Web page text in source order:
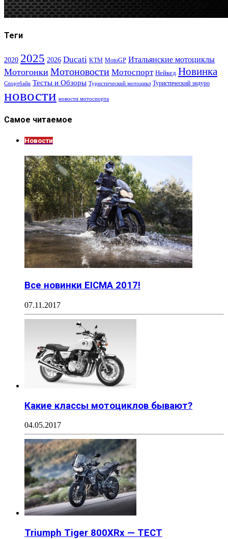
Теги
2020 2025 2026 Ducati KTM MotoGP Итальянские мотоциклы
Мотогонки Мотоновости Мотоспорт Нейкед Новинка
Спортбайк Тесты и Обзоры Туристический мотоцикл Туристический эндуро
новости новости мотоспорта
Самое читаемое
Новости
Все новинки EICMA 2017!
07.11.2017
Какие классы мотоциклов бывают?
04.05.2017
Triumph Tiger 800XRx — ТЕСТ